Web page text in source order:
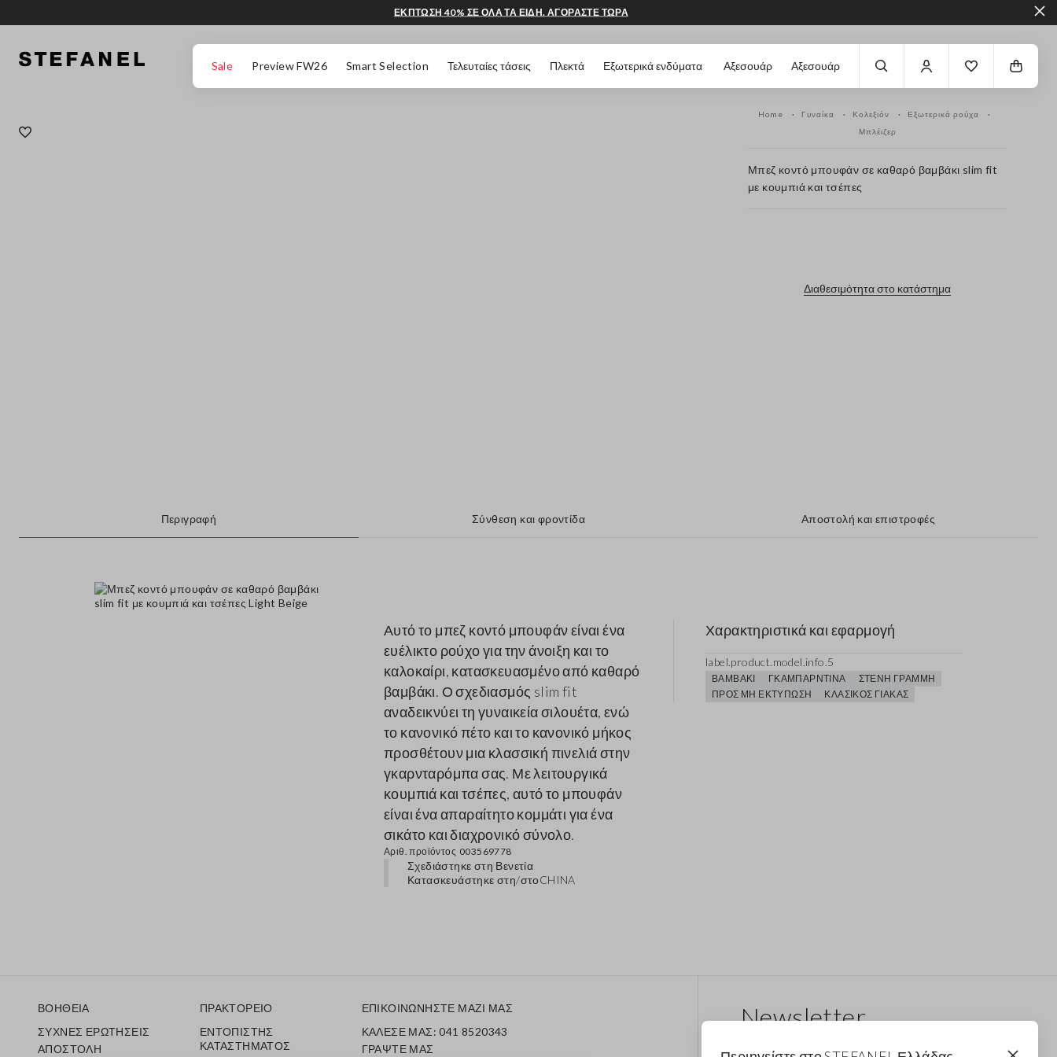
Sale Preview FW26 Smart Selection Τελευταίες τάσεις Πλεκτά Εξωτερικά ενδύματα Αξεσουάρ Αξεσουάρ
ΕΚΠΤΩΣΗ 40% ΣΕ ΟΛΑ ΤΑ ΕΙΔΗ. ΑΓΟΡΑΣΤΕ ΤΩΡΑ
Home Γυναίκα Κολεξιόν
Εξωτερικά ρούχα
Μπλέιζερ
Μπεζ κοντό μπουφάν σε καθαρό βαμβάκι slim fit
με κουμπιά και τσέπες
Διαθεσιμότητα στο κατάστημα
Περιγραφή Σύνθεση και φροντίδα Αποστολή και επιστροφές
Αυτό το μπεζ κοντό μπουφάν είναι ένα
ευέλικτο ρούχο για την άνοιξη και το
καλοκαίρι, κατασκευασμένο από καθαρό
βαμβάκι. Ο σχεδιασμός slim fit
αναδεικνύει τη γυναικεία σιλουέτα, ενώ
το κανονικό πέτο και το κανονικό μήκος
προσθέτουν μια κλασσική πινελιά στην
γκαρνταρόμπα σας. Με λειτουργικά
κουμπιά και τσέπες, αυτό το μπουφάν
είναι ένα απαραίτητο κομμάτι για ένα
σικάτο και διαχρονικό σύνολο.
Αριθ. προϊόντος 003569778
Σχεδιάστηκε στη Βενετία
Κατασκευάστηκε στη/στοCHINA
Χαρακτηριστικά και εφαρμογή
label.product.model.info.5
ΒΑΜΒΆΚΙ ΓΚΑΜΠΑΡΝΤΊΝΑ
ΣΤΕΝΉ ΓΡΑΜΜΉ
ΠΡΟΣ ΜΗ ΕΚΤΎΠΩΣΗ
ΚΛΑΣΙΚΌΣ ΓΙΑΚΆΣ
ΒΟΗΘΕΙΑ
ΣΥΧΝΕΣ ΕΡΩΤΗΣΕΙΣ
ΑΠΟΣΤΟΛΗ
ΠΡΑΚΤΟΡΕΙΟ
ΕΝΤΟΠΙΣΤΗΣ
ΚΑΤΑΣΤΗΜΑΤΟΣ
ΕΠΙΚΟΙΝΩΝΗΣΤΕ ΜΑΖΙ ΜΑΣ
ΚΑΛΕΣΕ ΜΑΣ: 041 8520343
ΓΡΑΨΤΕ ΜΑΣ
Newsletter